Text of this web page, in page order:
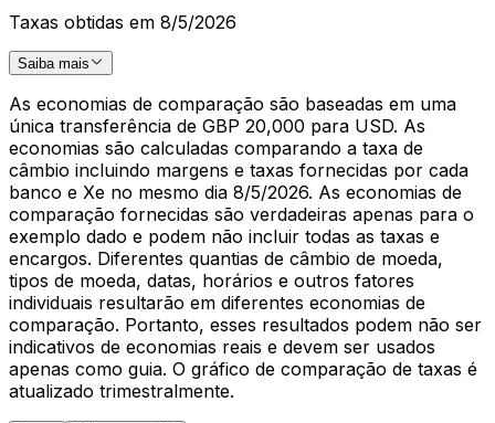
Taxas obtidas em 8/5/2026
Saiba mais
As economias de comparação são baseadas em uma
única transferência de GBP 20,000 para USD. As
economias são calculadas comparando a taxa de
câmbio incluindo margens e taxas fornecidas por cada
banco e Xe no mesmo dia 8/5/2026. As economias de
comparação fornecidas são verdadeiras apenas para o
exemplo dado e podem não incluir todas as taxas e
encargos. Diferentes quantias de câmbio de moeda,
tipos de moeda, datas, horários e outros fatores
individuais resultarão em diferentes economias de
comparação. Portanto, esses resultados podem não ser
indicativos de economias reais e devem ser usados
apenas como guia. O gráfico de comparação de taxas é
atualizado trimestralmente.